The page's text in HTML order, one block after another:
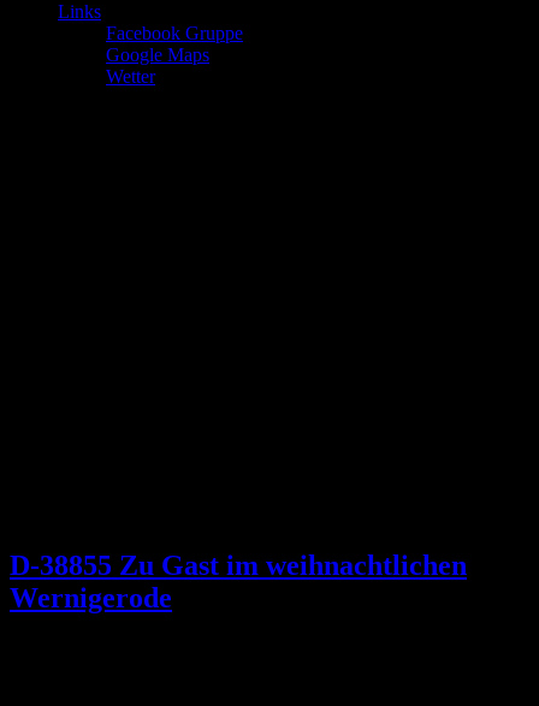
Links
Facebook Gruppe
Google Maps
Wetter
D-38855 Zu Gast im weihnachtlichen
Wernigerode